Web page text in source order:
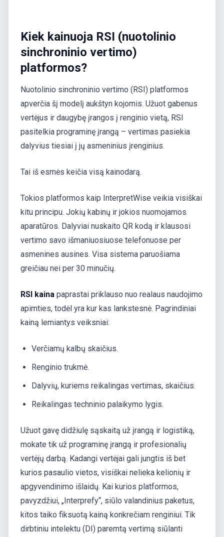
Kiek kainuoja RSI (nuotolinio
sinchroninio vertimo)
platformos?
Nuotolinio sinchroninio vertimo (RSI) platformos
apverčia šį modelį aukštyn kojomis. Užuot gabenus
vertėjus ir daugybę įrangos į renginio vietą, RSI
pasitelkia programinę įrangą – vertimas pasiekia
dalyvius tiesiai į jų asmeninius įrenginius.
Tai iš esmės keičia visą kainodarą.
Tokios platformos kaip InterpretWise veikia visiškai
kitu principu. Jokių kabinų ir jokios nuomojamos
aparatūros. Dalyviai nuskaito QR kodą ir klausosi
vertimo savo išmaniuosiuose telefonuose per
asmenines ausines. Visa sistema paruošiama
greičiau nei per 30 minučių.
RSI kaina paprastai priklauso nuo realaus naudojimo
apimties, todėl yra kur kas lankstesnė. Pagrindiniai
kainą lemiantys veiksniai:
Verčiamų kalbų skaičius.
Renginio trukmė.
Dalyvių, kuriems reikalingas vertimas, skaičius.
Reikalingas techninio palaikymo lygis.
Užuot gavę didžiulę sąskaitą už įrangą ir logistiką,
mokate tik už programinę įrangą ir profesionalių
vertėjų darbą. Kadangi vertėjai gali jungtis iš bet
kurios pasaulio vietos, visiškai nelieka kelionių ir
apgyvendinimo išlaidų. Kai kurios platformos,
pavyzdžiui, „Interprefy“, siūlo valandinius paketus,
kitos taiko fiksuotą kainą konkrečiam renginiui. Tik
dirbtiniu intelektu (DI) paremtą vertimą siūlanti